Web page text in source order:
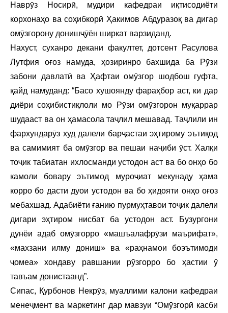
Наврӯз Носирӣ, мудири кафедраи иқтисодиёти
корхонаҳо ва соҳибкорӣ Ҳакимов Абдуразоқ ва дигар
омӯзгорону донишҷӯён ширкат варзиданд.
Нахуст, суханро декани факултет, дотсент Расулова
Лутфия оғоз намуда, ҳозиринро бахшида ба Рӯзи
забони давлатӣ ва Ҳафтаи омӯзгор шодбош гуфта,
қайд намуданд: “Басо хушоянду фараҳбор аст, ки дар
диёри соҳибистиқлоли мо Рӯзи омӯзгорон муқаррар
шудааст ва он ҳамасола таҷлил мешавад. Таҷлили ин
фархундарӯз худ далели барҷастаи эҳтирому эътиқод
ва самимият ба омӯзгор ва пешаи наҷиби ӯст. Халқи
тоҷик табиатан ихлосманди устодон аст ва бо онҳо бо
камоли бовару эътимод муроҷиат мекунаду ҳама
корро бо дасти дуои устодон ва бо ҳидояти онҳо оғоз
мебахшад. Адабиёти ғанию пурмуҳтавои тоҷик далели
дигари эҳтиром нисбат ба устодон аст. Бузургони
дунёи адаб омӯзгорро «машъалафрӯзи маърифат»,
«махзани илму дониш» ва «раҳнамои боэътимоди
ҷомеа» хондаву равшании рӯзгорро бо ҳастии ӯ
тавъам донистаанд”.
Сипас, Қурбонов Некрӯз, муаллими калони кафедраи
менеҷмент ва маркетинг дар мавзуи “Омӯзгорӣ касби